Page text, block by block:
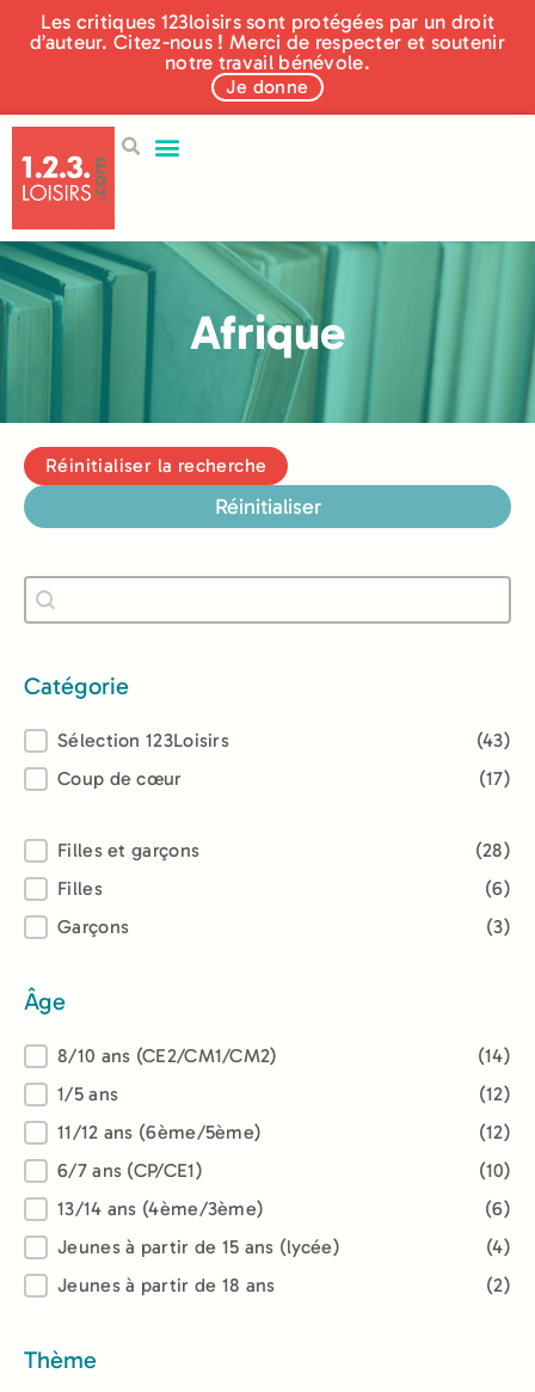
Les critiques 123loisirs sont protégées par un droit
d’auteur. Citez-nous ! Merci de respecter et soutenir
notre travail bénévole.
Je donne
Afrique
Réinitialiser la recherche
Réinitialiser
Recherche
Rechercher
Catégorie
Catégorie
Sélection 123Loisirs
(43)
Coup de cœur
(17)
Lectorat
Filles et garçons
(28)
Filles
(6)
Garçons
(3)
Âge
Âge8/10 ans (CE2/CM1/CM2)
(14)
1/5 ans
(12)
11/12 ans (6ème/5ème)
(12)
6/7 ans (CP/CE1)
(10)
13/14 ans (4ème/3ème)
(6)
Jeunes à partir de 15 ans (lycée)
(4)
Jeunes à partir de 18 ans
(2)
Thème